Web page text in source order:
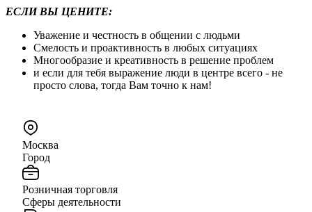
ЕСЛИ ВЫ ЦЕНИТЕ:
Уважение и честность в общении с людьми
Смелость и проактивность в любых ситуациях
Многообразие и креативность в решение проблем
и если для тебя выражение люди в центре всего - не
просто слова, тогда Вам точно к нам!
Москва
Город
Розничная торговля
Сферы деятельности